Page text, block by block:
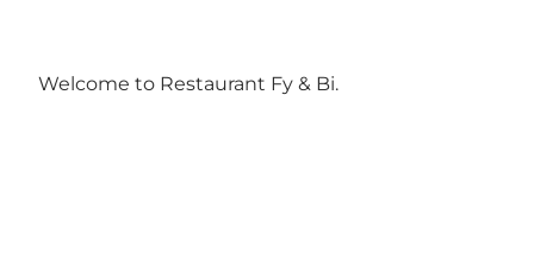
Welcome to Restaurant Fy & Bi.